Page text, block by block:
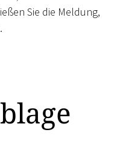
Sie die Meldung,